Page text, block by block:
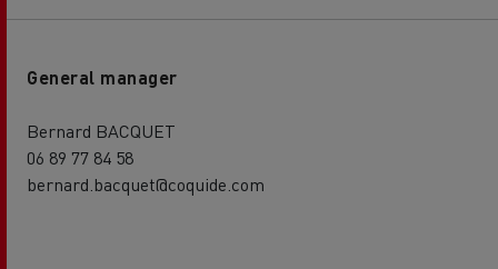
General manager
Bernard BACQUET
06 89 77 84 58
bernard.bacquet@coquide.com